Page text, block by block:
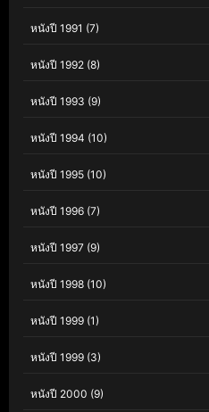
หนังปี 1991 (7)
หนังปี 1992 (8)
หนังปี 1993 (9)
หนังปี 1994 (10)
หนังปี 1995 (10)
หนังปี 1996 (7)
หนังปี 1997 (9)
หนังปี 1998 (10)
หนังปี 1999 (1)
หนังปี 1999 (3)
หนังปี 2000 (9)